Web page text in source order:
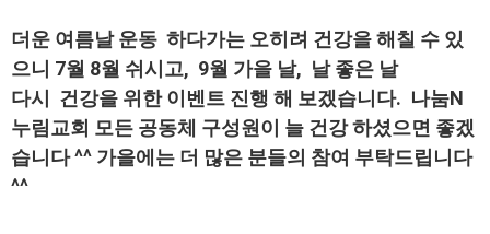
더운 여름날 운동 하다가는 오히려 건강을 해칠 수 있
으니 7월 8월 쉬시고, 9월 가을 날, 날 좋은 날
다시 건강을 위한 이벤트 진행 해 보겠습니다. 나눔N
누림교회 모든 공동체 구성원이 늘 건강 하셨으면 좋겠
습니다 ^^ 가을에는 더 많은 분들의 참여 부탁드립니다
^^